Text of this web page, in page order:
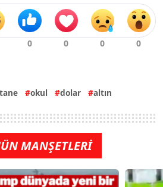
okul dolar altın
MANŞETLERİ